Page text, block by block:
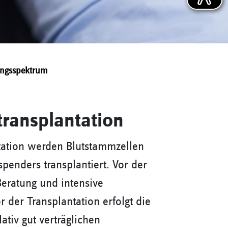
werden Blutstammzellen
transplantiert. Vor der
und intensive
der Transplantation erfolgt die
gut verträglichen